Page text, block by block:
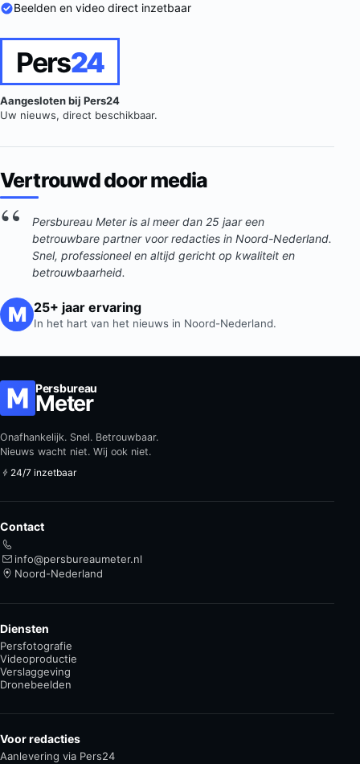
Beelden en video direct inzetbaar
Pers24
Aangesloten bij Pers24
Uw nieuws, direct beschikbaar.
Vertrouwd door media
Persbureau Meter is al meer dan 25 jaar een
betrouwbare partner voor redacties in Noord-Nederland.
Snel, professioneel en altijd gericht op kwaliteit en
betrouwbaarheid.
M 25+ jaar ervaring
In het hart van het nieuws in Noord-Nederland.
Persbureau
Meter
Onafhankelijk. Snel. Betrouwbaar.
Nieuws wacht niet. Wij ook niet.
24/7 inzetbaar
Contact
info@persbureaumeter.nl
Noord-Nederland
Diensten
Persfotografie
Videoproductie
Verslaggeving
Dronebeelden
Voor redacties
Aanlevering via Pers24